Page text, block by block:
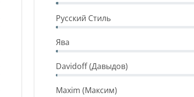
Русский Стиль
Ява
Davidoff (Давыдов)
Maxim (Максим)